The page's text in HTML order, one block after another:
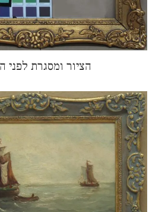
הציור ומסגרת לפני